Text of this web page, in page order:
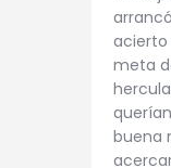
acierto
meta
buena